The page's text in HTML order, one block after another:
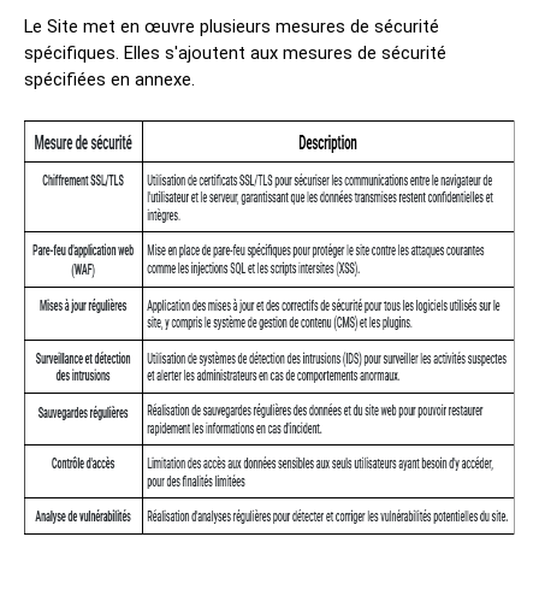
Le Site met en œuvre plusieurs mesures de sécurité
spécifiques. Elles s'ajoutent aux mesures de sécurité
spécifiées en annexe.